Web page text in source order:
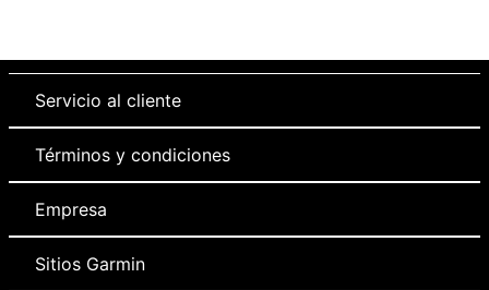
Servicio al cliente
Términos y condiciones
Empresa
Sitios Garmin